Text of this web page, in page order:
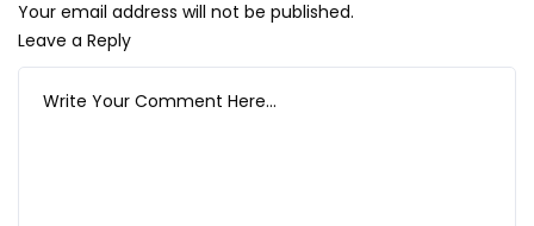
Your email address will not be published.
Leave a Reply